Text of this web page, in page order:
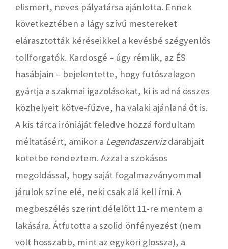
elismert, neves pályatársa ajánlotta. Ennek
következtében a lágy szívű mestereket
elárasztották kéréseikkel a kevésbé szégyenlős
tollforgatók. Kardosgé – úgy rémlik, az ÉS
hasábjain – bejelentette, hogy futószalagon
gyártja a szakmai igazolásokat, ki is adná összes
közhelyeit kötve-fűzve, ha valaki ajánlaná őt is.
A kis tárca iróniáját feledve hozzá fordultam
méltatásért, amikor a Legendaszervizdarabjait
kötetbe rendeztem. Azzal a szokásos
megoldással, hogy saját fogalmazványommal
járulok színe elé, neki csak alá kell írni. A
megbeszélés szerint délelőtt 11-re mentem a
lakására. Átfutotta a szolid önfényezést (nem
volt hosszabb, mint az egykori glossza), a